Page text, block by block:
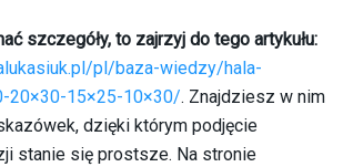
szczegóły, to zajrzyj do tego artykułu:
pl/baza-wiedzy/hala-
20×30-15×25-10×30/. Znajdziesz w nim
dzięki którym podjęcie
stanie się prostsze. Na stronie